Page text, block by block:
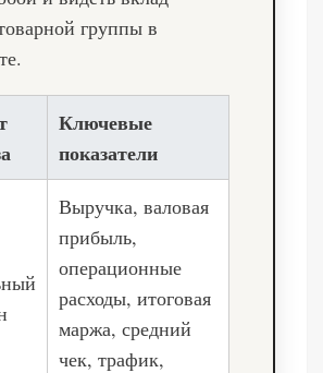
группы в
Ключевые
показатели
Выручка, валовая
прибыль,
операционные
расходы, итоговая
маржа, средний
чек, трафик,